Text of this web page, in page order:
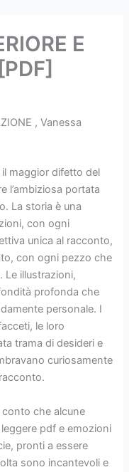
E
, Vanessa
maggior difetto del
l’ambiziosa portata
La storia è una
con ogni
unica al racconto,
con ogni pezzo che
Le illustrazioni,
profonda che
personale. I
le loro
trama di desideri e
curiosamente
conto che alcune
pdf e emozioni
pronti a essere
sono incantevoli e